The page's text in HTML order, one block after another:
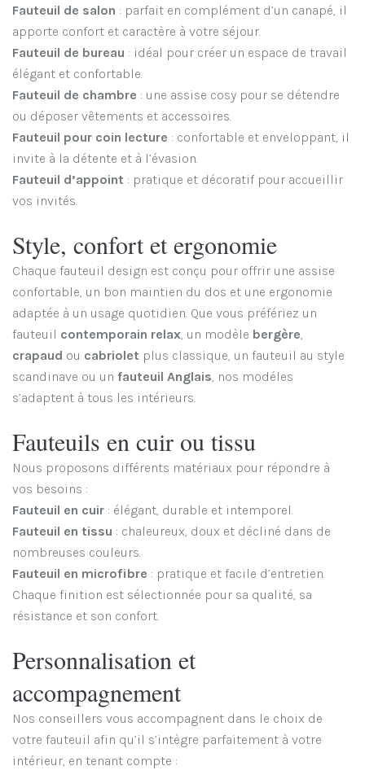
Fauteuil de salon : parfait en complément d’un canapé, il
apporte confort et caractère à votre séjour.
Fauteuil de bureau : idéal pour créer un espace de travail
élégant et confortable.
Fauteuil de chambre : une assise cosy pour se détendre
ou déposer vêtements et accessoires.
Fauteuil pour coin lecture : confortable et enveloppant, il
invite à la détente et à l’évasion.
Fauteuil d’appoint : pratique et décoratif pour accueillir
vos invités.
Style, confort et ergonomie
Chaque fauteuil design est conçu pour offrir une assise
confortable, un bon maintien du dos et une ergonomie
adaptée à un usage quotidien. Que vous préfériez un
fauteuil contemporain relax, un modèle bergère,
crapaud ou cabriolet plus classique, un fauteuil au style
scandinave ou un fauteuil Anglais, nos modéles
s’adaptent à tous les intérieurs.
Fauteuils en cuir ou tissu
Nous proposons différents matériaux pour répondre à
vos besoins :
Fauteuil en cuir: élégant, durable et intemporel.
Fauteuil en tissu : chaleureux, doux et décliné dans de
nombreuses couleurs.
Fauteuil en microfibre : pratique et facile d’entretien.
Chaque finition est sélectionnée pour sa qualité, sa
résistance et son confort.
Personnalisation et
accompagnement
Nos conseillers vous accompagnent dans le choix de
votre fauteuil afin qu’il s’intègre parfaitement à votre
intérieur, en tenant compte :